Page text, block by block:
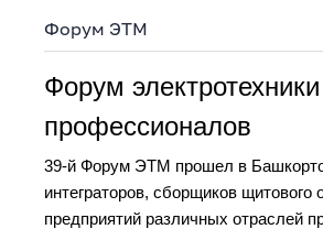
Форум ЭТМ
Форум
профессионалов
39-й Форум ЭТМ прошел в
интеграторов, сборщиков
предприятий различных отраслей